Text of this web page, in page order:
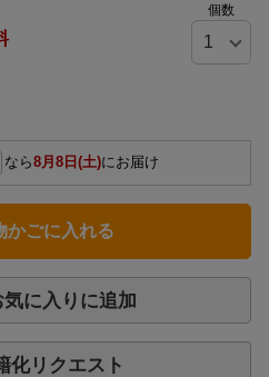
個数
なら8月8日(土)にお届け
かごに入れる
に入りに追加
化リクエスト